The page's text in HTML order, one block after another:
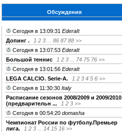
Обсуждения
Сегодня в 13:09:31 EderaIt
Допинг .
1 2 3 86 87 88 >>
Сегодня в 13:07:53 EderaIt
Большой теннис
1 2 3 74 75 76 >>
Сегодня в 13:01:56 EderaIt
LEGA CALCIO. Serie-A.
1 2 3 4 5 6 >>
Сегодня в 11:30:30 Italy
Расписание сезонов 2008/2009 и 2009/2010
(предварительн ...
1 2 3 >>
Сегодня в 00:54:20 domasha
Чемпионат России по футболу.Премьер
лига.
1 2 3 14 15 16 >>